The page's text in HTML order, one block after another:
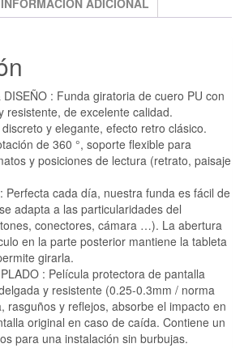
DISEÑO : Funda giratoria de cuero PU con
resistente, de excelente calidad.
y elegante, efecto retro clásico.
de 360 °, soporte flexible para
y posiciones de lectura (retrato, paisaje
Perfecta cada día, nuestra funda es fácil de
adapta a las particularidades del
conectores, cámara …). La abertura
en la parte posterior mantiene la tableta
girarla.
: Película protectora de pantalla
y resistente (0.25-0.3mm / norma
rasguños y reflejos, absorbe el impacto en
original en caso de caída. Contiene un
para una instalación sin burbujas.